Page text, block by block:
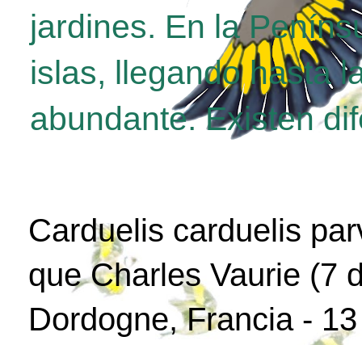
jardines. En la
islas, llegando hasta
abundante. Existen
Carduelis carduelis
que Charles Vaurie (7
Dordogne, Francia -